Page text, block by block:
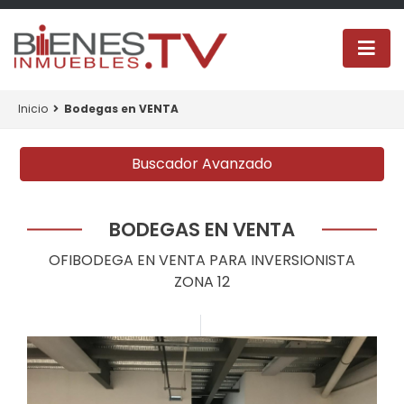
Inicio Bodegas en VENTA
Buscador Avanzado
BODEGAS EN VENTA
OFIBODEGA EN VENTA PARA INVERSIONISTA
ZONA 12